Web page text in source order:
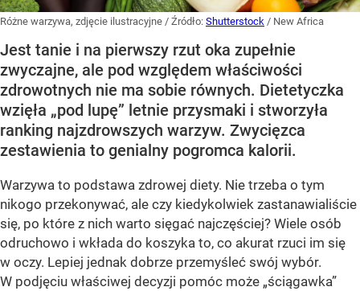
Różne warzywa, zdjęcie ilustracyjne / Źródło: Shutterstock / New Africa
Jest tanie i na pierwszy rzut oka zupełnie
zwyczajne, ale pod względem właściwości
zdrowotnych nie ma sobie równych. Dietetyczka
wzięła „pod lupę” letnie przysmaki i stworzyła
ranking najzdrowszych warzyw. Zwycięzca
zestawienia to genialny pogromca kalorii.
Warzywa to podstawa zdrowej diety. Nie trzeba o tym
nikogo przekonywać, ale czy kiedykolwiek zastanawialiście
się, po które z nich warto sięgać najczęściej? Wiele osób
odruchowo i wkłada do koszyka to, co akurat rzuci im się
w oczy. Lepiej jednak dobrze przemyśleć swój wybór.
W podjęciu właściwej decyzji pomóc może „ściągawka”